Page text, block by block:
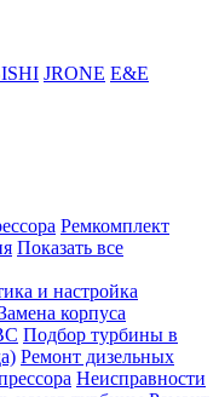
JRONE E&E
Ремкомплект
Показать все
и настройка
корпуса
Подбор турбины в
Ремонт дизельных
Неисправности